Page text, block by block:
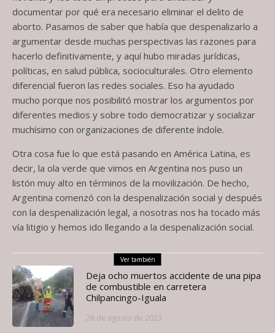
documentar por qué era necesario eliminar el delito de
aborto. Pasamos de saber que había que despenalizarlo a
argumentar desde muchas perspectivas las razones para
hacerlo definitivamente, y aquí hubo miradas jurídicas,
políticas, en salud pública, socioculturales. Otro elemento
diferencial fueron las redes sociales. Eso ha ayudado
mucho porque nos posibilitó mostrar los argumentos por
diferentes medios y sobre todo democratizar y socializar
muchísimo con organizaciones de diferente índole.
Otra cosa fue lo que está pasando en América Latina, es
decir, la ola verde que vimos en Argentina nos puso un
listón muy alto en términos de la movilización. De hecho,
Argentina comenzó con la despenalización social y después
con la despenalización legal, a nosotras nos ha tocado más
vía litigio y hemos ido llegando a la despenalización social.
Ver también
Deja ocho muertos accidente de una pipa
de combustible en carretera
Chilpancingo-Iguala
28 de agosto de 2023